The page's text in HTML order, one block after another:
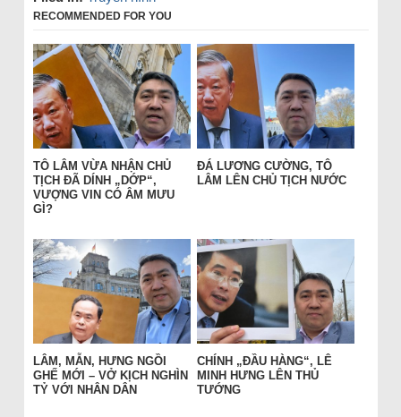
RECOMMENDED FOR YOU
TÔ LÂM VỪA NHẬN CHỦ
TỊCH ĐÃ DÍNH „DỚP“,
VƯỢNG VIN CÓ ÂM MƯU
GÌ?
ĐÁ LƯƠNG CƯỜNG, TÔ
LÂM LÊN CHỦ TỊCH NƯỚC
LÂM, MẪN, HƯNG NGỒI
GHẾ MỚI – VỞ KỊCH NGHÌN
TỶ VỚI NHÂN DÂN
CHÍNH „ĐẦU HÀNG“, LÊ
MINH HƯNG LÊN THỦ
TƯỚNG